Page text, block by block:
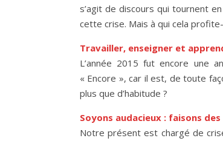
s’agit de discours qui tournent
cette crise. Mais à qui cela
Travailler, enseigner et
L’année 2015 fut encore une
« Encore », car il est, de toute
plus que d’habitude ?
Soyons audacieux : faisons
Notre présent est chargé de